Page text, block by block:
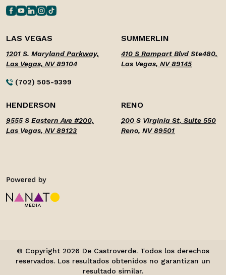
LAS VEGAS
1201 S. Maryland Parkway,
Las Vegas, NV 89104
(702) 505-9399
SUMMERLIN
410 S Rampart Blvd Ste480,
Las Vegas, NV 89145
HENDERSON
9555 S Eastern Ave #200,
Las Vegas, NV 89123
RENO
200 S Virginia St, Suite 550
Reno, NV 89501
© Copyright 2026 De Castroverde. Todos los derechos
reservados. Los resultados obtenidos no garantizan un
resultado similar.